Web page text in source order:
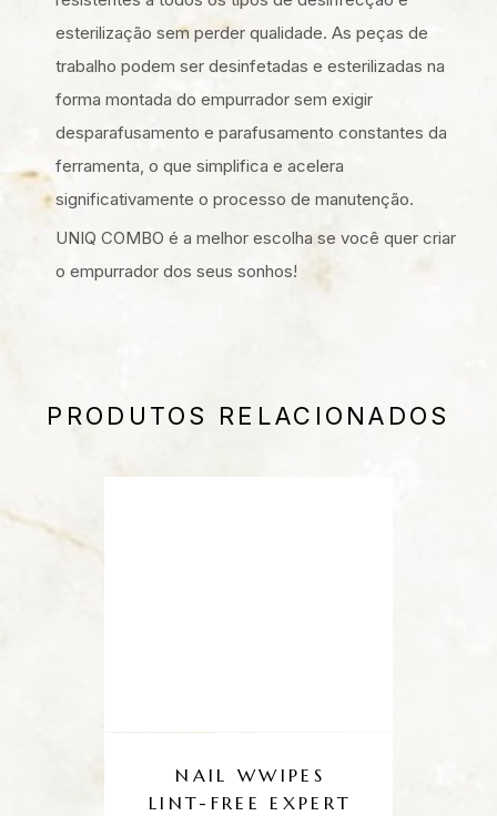
esterilização sem perder qualidade. As peças de
trabalho podem ser desinfetadas e esterilizadas na
forma montada do empurrador sem exigir
desparafusamento e parafusamento constantes da
ferramenta, o que simplifica e acelera
significativamente o processo de manutenção.
UNIQ COMBO é a melhor escolha se você quer criar
o empurrador dos seus sonhos!
PRODUTOS RELACIONADOS
NAIL WWIPES
LINT-FREE EXPERT